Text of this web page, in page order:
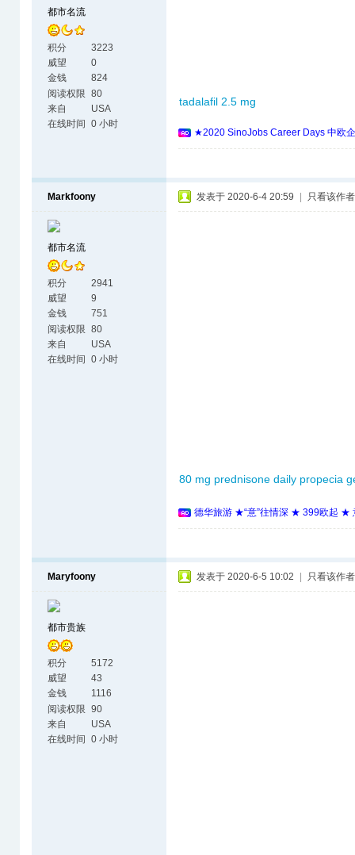
都市名流
积分
3223
威望
0
金钱
824
阅读权限 80
来自
USA
在线时间
0 小时
tadalafil 2.5 mg
★2020 SinoJobs Career Days 中欧
Markfoony
都市名流
积分
2941
威望
9
金钱
751
阅读权限 80
来自
USA
在线时间
0 小时
发表于 2020-6-4 20:59 只看该作者
80 mg prednisone daily propecia
德华旅游 ★“意”往情深 ★ 399欧起 ★
Maryfoony
都市贵族
积分
5172
威望
43
金钱
1116
阅读权限 90
来自
USA
在线时间
0 小时
发表于 2020-6-5 10:02 只看该作者